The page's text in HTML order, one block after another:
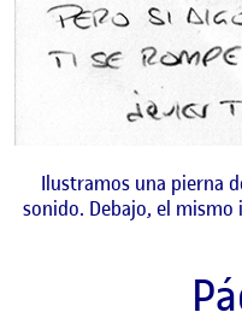
Ilustramos una pierna
sonido. Debajo, el